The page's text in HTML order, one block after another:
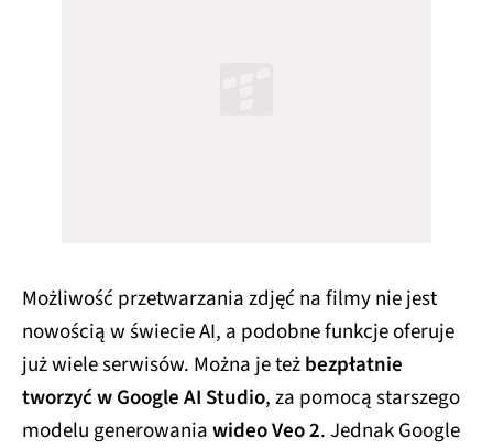
Możliwość przetwarzania zdjęć na filmy nie jest
nowością w świecie AI, a podobne funkcje oferuje
już wiele serwisów. Można je teżbezpłatnie
tworzyć w Google AI Studio, za pomocą starszego
modelu generowaniawideo Veo 2. Jednak Google